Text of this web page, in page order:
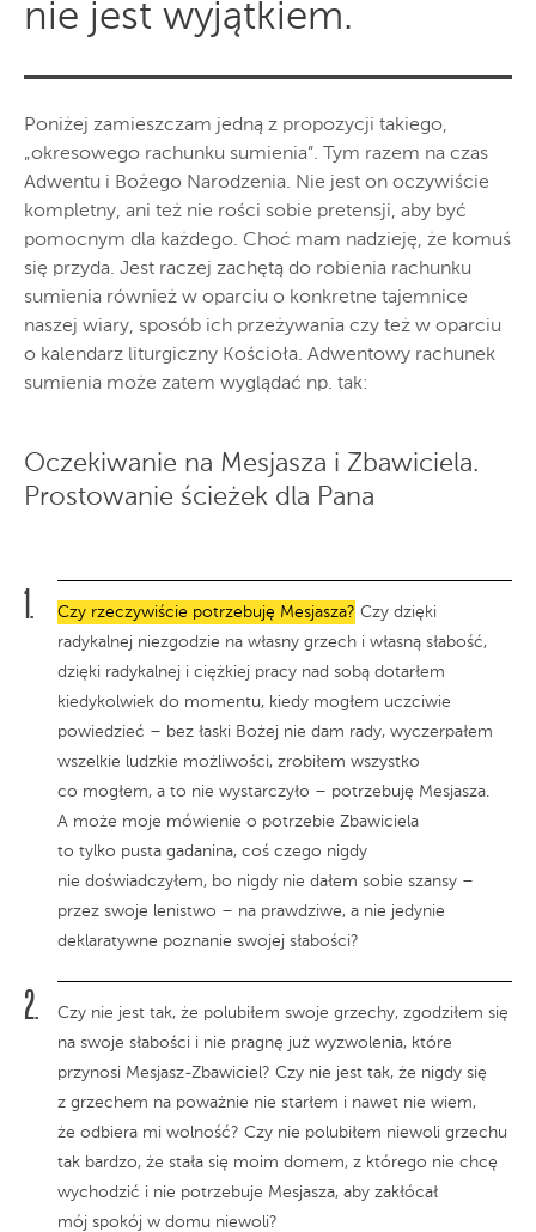
nie jest wyjątkiem.
Poniżej zamieszczam jedną z propozycji takiego,
„okresowego rachunku sumienia”. Tym razem na czas
Adwentu i Bożego Narodzenia. Nie jest on oczywiście
kompletny, ani też nie rości sobie pretensji, aby być
pomocnym dla każdego. Choć mam nadzieję, że komuś
się przyda. Jest raczej zachętą do robienia rachunku
sumienia również w oparciu o konkretne tajemnice
naszej wiary, sposób ich przeżywania czy też w oparciu
o kalendarz liturgiczny Kościoła. Adwentowy rachunek
sumienia może zatem wyglądać np. tak:
Oczekiwanie na Mesjasza i Zbawiciela.
Prostowanie ścieżek dla Pana
Czy rzeczywiście potrzebuję Mesjasza? Czy dzięki
radykalnej niezgodzie na własny grzech i własną słabość,
dzięki radykalnej i ciężkiej pracy nad sobą dotarłem
kiedykolwiek do momentu, kiedy mogłem uczciwie
powiedzieć – bez łaski Bożej nie dam rady, wyczerpałem
wszelkie ludzkie możliwości, zrobiłem wszystko
co mogłem, a to nie wystarczyło – potrzebuję Mesjasza.
A może moje mówienie o potrzebie Zbawiciela
to tylko pusta gadanina, coś czego nigdy
nie doświadczyłem, bo nigdy nie dałem sobie szansy –
przez swoje lenistwo – na prawdziwe, a nie jedynie
deklaratywne poznanie swojej słabości?
Czy nie jest tak, że polubiłem swoje grzechy, zgodziłem się
na swoje słabości i nie pragnę już wyzwolenia, które
przynosi Mesjasz-Zbawiciel? Czy nie jest tak, że nigdy się
z grzechem na poważnie nie starłem i nawet nie wiem,
że odbiera mi wolność? Czy nie polubiłem niewoli grzechu
tak bardzo, że stała się moim domem, z którego nie chcę
wychodzić i nie potrzebuje Mesjasza, aby zakłócał
mój spokój w domu niewoli?